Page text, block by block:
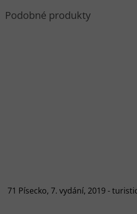
71 Písecko, 7. vydání, 2019 -